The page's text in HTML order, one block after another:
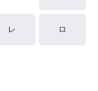
レ ロ